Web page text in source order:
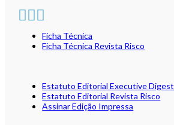
Ficha Técnica
Ficha Técnica Revista Risco
Estatuto Editorial Executive Digest
Estatuto Editorial Revista Risco
Assinar Edição Impressa